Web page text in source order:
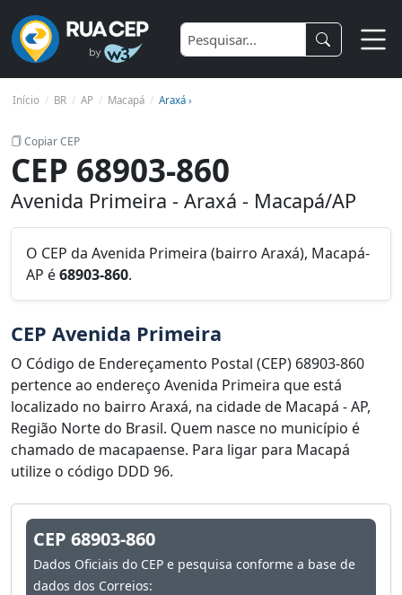
Início BR AP Macapá Araxá ›
Copiar CEP
CEP 68903-860
Avenida Primeira - Araxá - Macapá/AP
O CEP da Avenida Primeira (bairro Araxá), Macapá-
AP é68903-860.
CEP Avenida Primeira
O Código de Endereçamento Postal (CEP) 68903-860
pertence ao endereço Avenida Primeira que está
localizado no bairro Araxá, na cidade de Macapá - AP,
Região Norte do Brasil. Quem nasce no município é
chamado de macapaense. Para ligar para Macapá
utilize o código DDD 96.
CEP 68903-860
Dados Oficiais do CEP e pesquisa conforme a base de
dados dos Correios: